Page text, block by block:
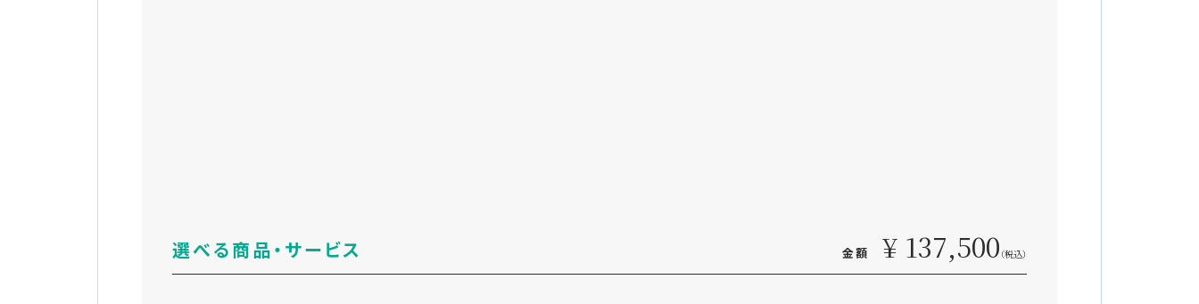
選べる商品・ サービス 金額 ¥ 137,500 （税込）